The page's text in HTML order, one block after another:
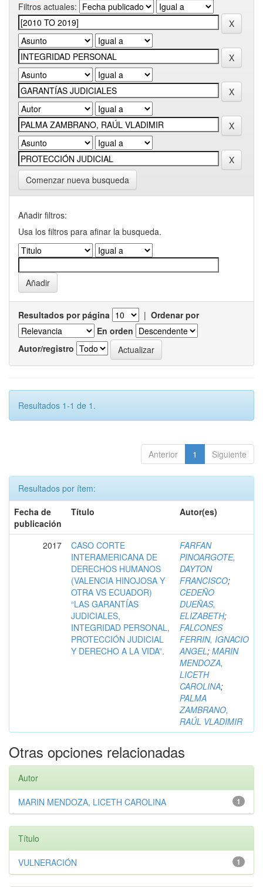
Filtros actuales:
Comenzar nueva busqueda
Añadir filtros:
Usa los filtros para afinar la busqueda.
Resultados por página | Ordenar por
En orden
Autor/registro
Resultados 1-1 de 1.
Anterior 1 Siguiente
Resultados por ítem:
Fecha de
publicación
Título Autor(es)
2017
CASO CORTE
INTERAMERICANA DE
DERECHOS HUMANOS
(VALENCIA HINOJOSA Y
OTRA VS ECUADOR)
“LAS GARANTÍAS
JUDICIALES,
INTEGRIDAD PERSONAL,
PROTECCIÓN JUDICIAL
Y DERECHO A LA VIDA”.
FARFAN
PINOARGOTE,
DAYTON
FRANCISCO;
CEDEÑO
DUEÑAS,
ELIZABETH;
FALCONES
FERRIN, IGNACIO
ANGEL; MARIN
MENDOZA,
LICETH
CAROLINA;
PALMA
ZAMBRANO,
RAÚL VLADIMIR
Otras opciones relacionadas
Autor
1
MARIN MENDOZA, LICETH CAROLINA
Título
1
VULNERACIÓN